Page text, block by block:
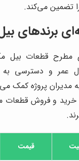
تضمین می‌کند.
برندهای
مطرح قطعات بیل
عمر و دسترسی به
پروژه کمک
خرید و فروش قطعات
قیمت